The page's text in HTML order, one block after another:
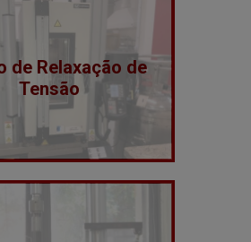
de Relaxação de
Tensão